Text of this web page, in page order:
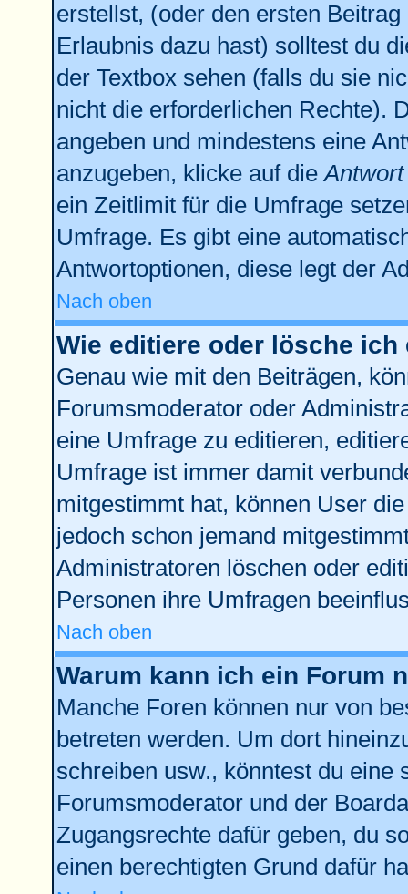
erstellst, (oder den ersten
Erlaubnis dazu hast) solltest du
der Textbox sehen (falls du sie
nicht die erforderlichen Rechte).
angeben und mindestens eine
anzugeben, klicke auf die
ein Zeitlimit für die Umfrage
Umfrage. Es gibt eine
Antwortoptionen, diese legt der
Nach oben
Wie editiere oder lösche ich
Genau wie mit den Beiträgen,
Forumsmoderator oder
eine Umfrage zu editieren,
Umfrage ist immer damit
mitgestimmt hat, können User
jedoch schon jemand
Administratoren löschen oder
Personen ihre Umfragen
Nach oben
Warum kann ich ein Forum
Manche Foren können nur von
betreten werden. Um dort
schreiben usw., könntest du eine
Forumsmoderator und der
Zugangsrechte dafür geben, du
einen berechtigten Grund dafür